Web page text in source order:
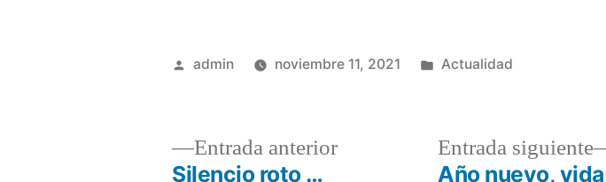
Publicado
admin noviembre 11, 2021
Publicado
Actualidad
Entrada anteriorEntrada
Silencio roto …
Entrada siguiente
Año nuevo,